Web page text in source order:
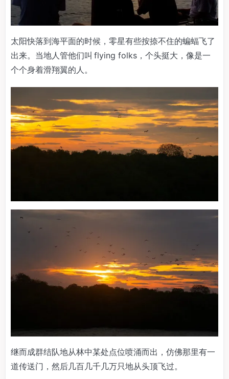
太阳快落到海平面的时候，零星有些按捺不住的蝙蝠飞了
出来。当地人管他们叫 flying folks，个头挺大，像是一
个个身着滑翔翼的人。
继而成群结队地从林中某处点位喷涌而出，仿佛那里有一
道传送门，然后几百几千几万只地从头顶飞过。